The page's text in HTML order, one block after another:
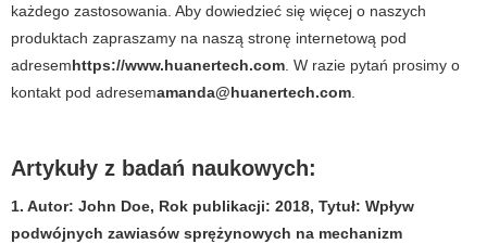
każdego zastosowania. Aby dowiedzieć się więcej o naszych
produktach zapraszamy na naszą stronę internetową pod
adresemhttps://www.huanertech.com . W razie pytań prosimy o
kontakt pod adresemamanda@huanertech.com
Artykuły z badań naukowych:
1. Autor: John Doe, Rok publikacji: 2018, Tytuł: Wpływ
podwójnych zawiasów sprężynowych na mechanizm